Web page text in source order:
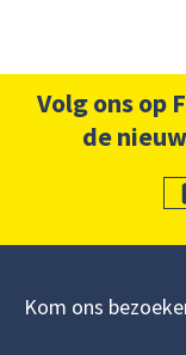
Volg ons op
de
Kom ons